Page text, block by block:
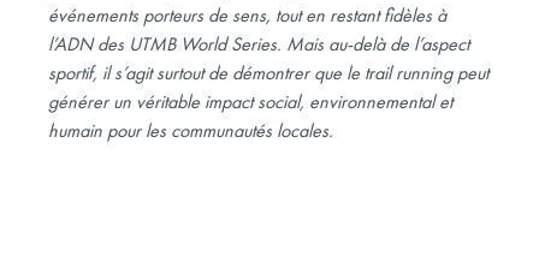
événements porteurs de sens, tout en restant fidèles à
l’ADN des UTMB World Series. Mais au-delà de l’aspect
sportif, il s’agit surtout de démontrer que le trail running peut
générer un véritable impact social, environnemental et
humain pour les communautés locales.